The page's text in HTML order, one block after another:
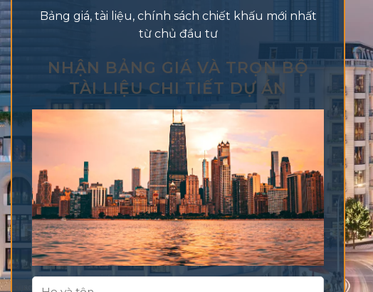
Bảng giá, tài liệu, chính sách chiết khấu mới nhất
từ chủ đầu tư
NHẬN BẢNG GIÁ VÀ TRỌN BỘ
TÀI LIỆU CHI TIẾT DỰ ÁN